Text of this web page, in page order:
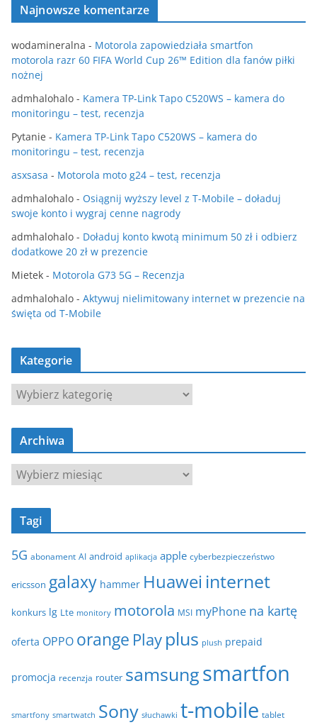
Najnowsze komentarze
wodamineralna - Motorola zapowiedziała smartfon
motorola razr 60 FIFA World Cup 26™ Edition dla fanów piłki
nożnej
admhalohalo - Kamera TP-Link Tapo C520WS – kamera do
monitoringu – test, recenzja
Pytanie - Kamera TP-Link Tapo C520WS – kamera do
monitoringu – test, recenzja
asxsasa - Motorola moto g24 – test, recenzja
admhalohalo - Osiągnij wyższy level z T-Mobile – doładuj
swoje konto i wygraj cenne nagrody
admhalohalo - Doładuj konto kwotą minimum 50 zł i odbierz
dodatkowe 20 zł w prezencie
Mietek - Motorola G73 5G – Recenzja
admhalohalo - Aktywuj nielimitowany internet w prezencie na
święta od T-Mobile
Kategorie
K
a
t
g
e
Archiwa
A
r
c
w
Tagi
5G abonament AI android aplikacja apple cyberbezpieczeństwo
ericsson galaxy hammer Huawei internet
konkurs lg Lte monitory motorola MSI myPhone na kartę
oferta OPPO orange Play plus plush prepaid
promocja recenzja router samsungsmartfon
smartfony smartwatch Sony słuchawki t-mobile tablet